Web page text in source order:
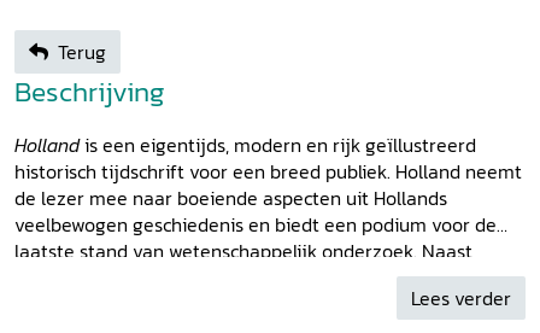
Terug
Beschrijving
Hollandis een eigentijds, modern en rijk geïllustreerd
historisch tijdschrift voor een breed publiek. Holland neemt
de lezer mee naar boeiende aspecten uit Hollands
veelbewogen geschiedenis en biedt een podium voor de
laatste stand van wetenschappelijk onderzoek. Naast
academische bijdragen zijn er prikkelende journalistieke
stukken. Holland verrast door zijn frisse kijk op deLees verder